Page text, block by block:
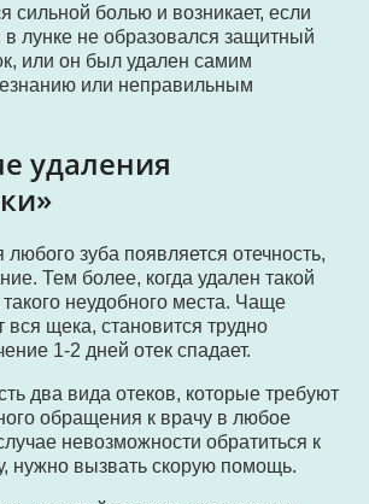
сильной болью и возникает, если
в лунке не образовался защитный
или он был удален самим
или неправильным
удаления
зуба появляется отечность,
Тем более, когда удален такой
неудобного места. Чаще
вся щека, становится трудно
1-2 дней отек спадает.
два вида отеков, которые требуют
обращения к врачу в любое
невозможности обратиться к
нужно вызвать скорую помощь.